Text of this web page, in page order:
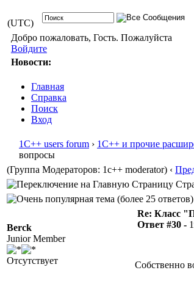
(UTC)
Добро пожаловать, Гость. Пожалуйста
Войдите
Новости:
Главная
Справка
Поиск
Вход
1С++ users forum › 1С++ и прочие
вопросы
(Группа Модераторов: 1c++ moderator) ‹
Berck
Junior Member
Отсутствует
Re: Класс
Ответ #30 -
Собственно